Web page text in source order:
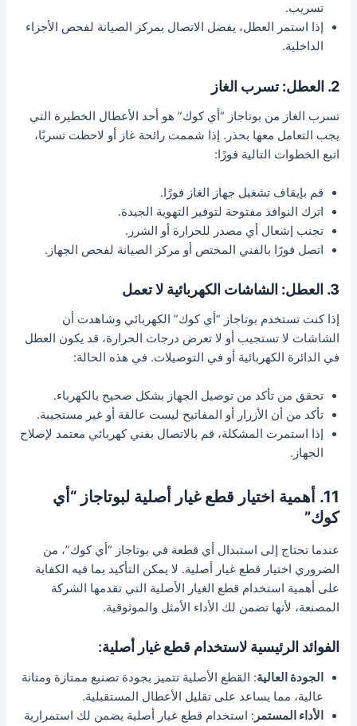
تسريب.
إذا استمر العطل، يفضل الاتصال بمركز الصيانة لفحص الأجزاء
الداخلية.
2. العطل: تسرب الغاز
تسرب الغاز من بوتاجاز “أي كوك” هو أحد الأعطال الخطيرة التي
يجب التعامل معها بحذر. إذا شممت رائحة غاز أو لاحظت تسربًا،
اتبع الخطوات التالية فورًا:
قم بإيقاف تشغيل جهاز الغاز فورًا.
اترك النوافذ مفتوحة لتوفير التهوية الجيدة.
تجنب إشعال أي مصدر للحرارة أو الشرر.
اتصل فورًا بالفني المختص أو مركز الصيانة لفحص الجهاز.
3. العطل: الشاشات الكهربائية لا تعمل
إذا كنت تستخدم بوتاجاز “أي كوك” الكهربائي وشاهدت أن
الشاشات لا تستجيب أو لا تعرض درجات الحرارة، قد يكون العطل
في الدائرة الكهربائية أو في التوصيلات. في هذه الحالة:
تحقق من تأكد من توصيل الجهاز بشكل صحيح بالكهرباء.
تأكد من أن الأزرار أو المفاتيح ليست عالقة أو غير مستجيبة.
إذا استمرت المشكلة، قم بالاتصال بفني كهربائي معتمد لإصلاح
الجهاز.
11. أهمية اختيار قطع غيار أصلية لبوتاجاز “أي
كوك”
عندما تحتاج إلى استبدال أي قطعة في بوتاجاز “أي كوك”، من
الضروري اختيار قطع غيار أصلية. لا يمكن التأكيد بما فيه الكفاية
على أهمية استخدام قطع الغيار الأصلية التي تقدمها الشركة
المصنعة، لأنها تضمن لك الأداء الأمثل والموثوقية.
الفوائد الرئيسية لاستخدام قطع غيار أصلية:
الجودة العالية: القطع الأصلية تتميز بجودة تصنيع ممتازة ومتانة
عالية، مما يساعد على تقليل الأعطال المستقبلية.
الأداء المستمر : استخدام قطع غيار أصلية يضمن لك استمرارية